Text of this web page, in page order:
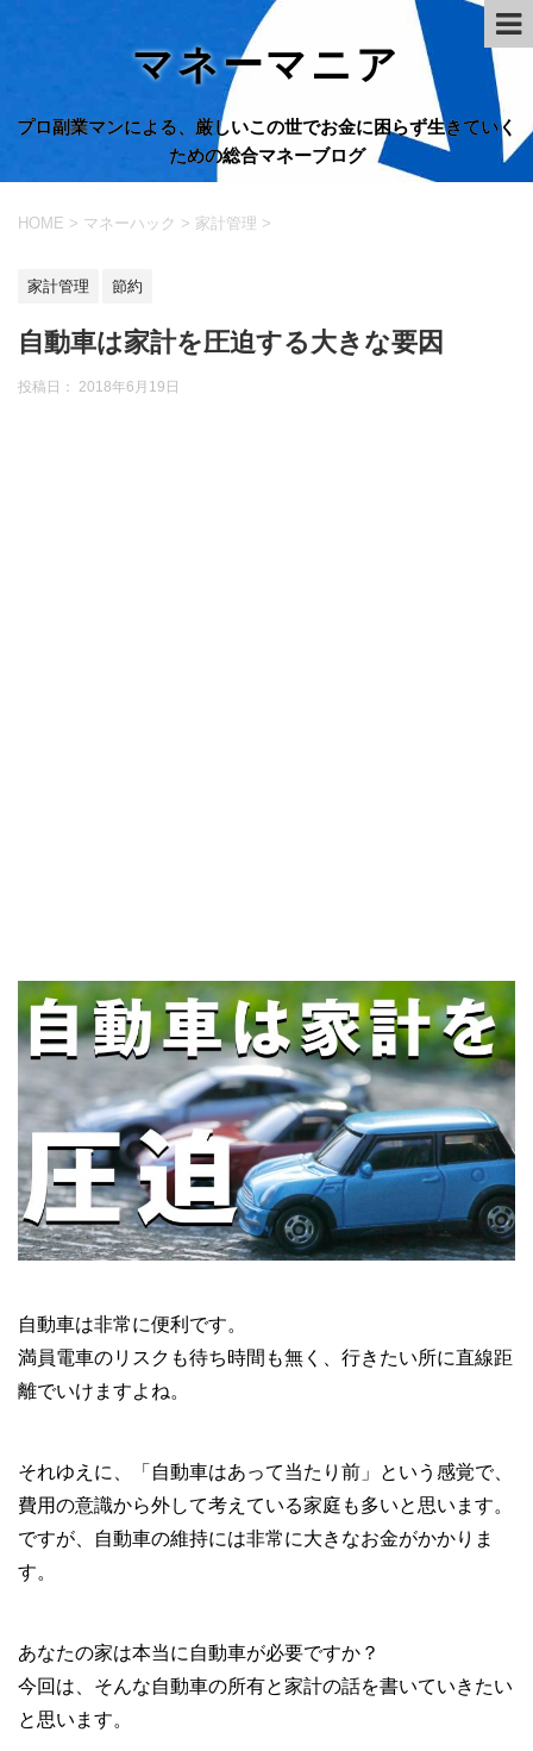
マネーマニア
プロ副業マンによる、厳しいこの世でお金に困らず生きていく
ための総合マネーブログ
HOME > マネーハック > 家計管理 >
家計管理 節約
自動車は家計を圧迫する大きな要因
投稿日： 2018年6月19日
自動車は非常に便利です。
満員電車のリスクも待ち時間も無く、行きたい所に直線距
離でいけますよね。
それゆえに、「自動車はあって当たり前」という感覚で、
費用の意識から外して考えている家庭も多いと思います。
ですが、自動車の維持には非常に大きなお金がかかりま
す。
あなたの家は本当に自動車が必要ですか？
今回は、そんな自動車の所有と家計の話を書いていきたい
と思います。